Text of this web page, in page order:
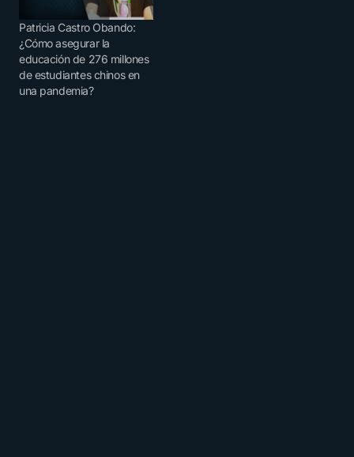
Patricia Castro Obando:
¿Cómo asegurar la
educación de 276 millones
de estudiantes chinos en
una pandemia?